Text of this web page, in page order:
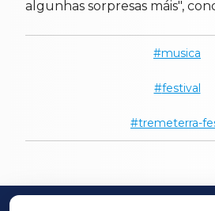
algunhas sorpresas máis",
musica
festival
tremeterra-